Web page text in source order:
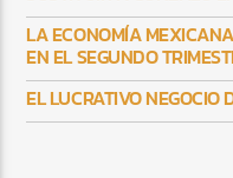
LA ECONOMÍA
EN EL SEGUNDO
EL LUCRATIVO NEGOCIO